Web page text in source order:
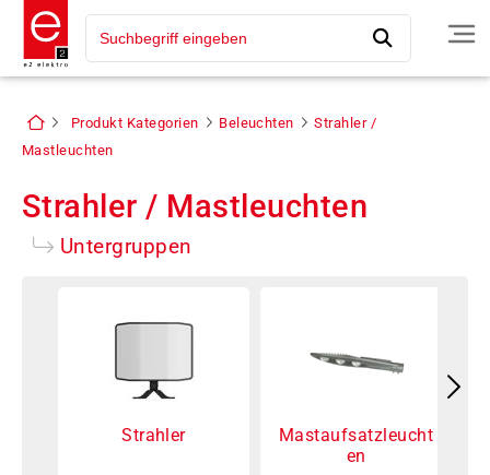
Produkt Kategorien Beleuchten
Strahler /
Mastleuchten
Strahler / Mastleuchten
Untergruppen
Strahler
Mastaufsatzleucht
en